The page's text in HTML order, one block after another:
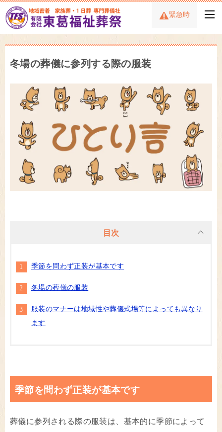
緊急時
冬場の葬儀に参列する際の服装
目次
季節を問わず正装が基本です
冬場の葬儀の服装
服装のマナーは地域性や葬儀式場等によっても異なり
ます
季節を問わず正装が基本です
葬儀に参列される際の服装は、基本的に季節によって